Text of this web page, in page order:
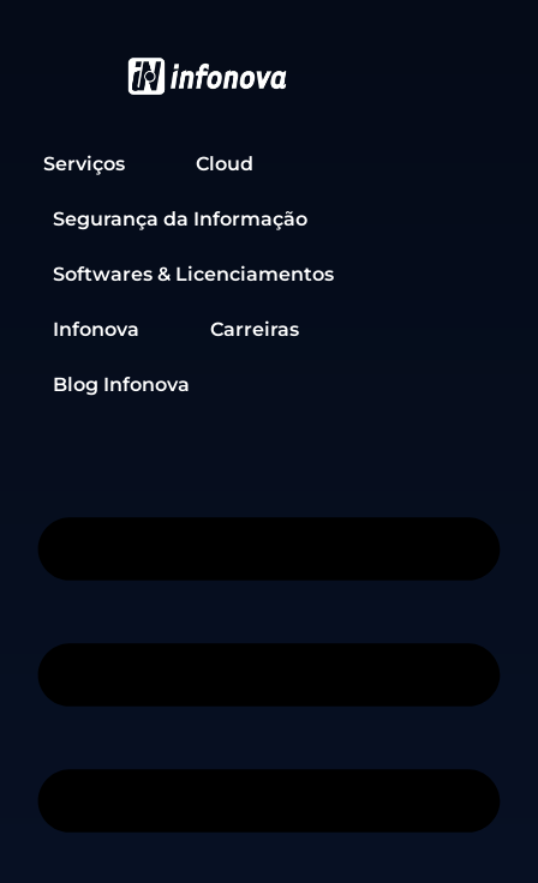
Serviços Cloud
Segurança da Informação
Softwares & Licenciamentos
Infonova Carreiras
Blog Infonova